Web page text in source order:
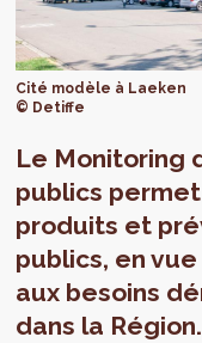
Cité modèle à Laeken
© Detiffe
Le Monitoring
publics
produits et
publics, en
aux besoins
dans la Région.